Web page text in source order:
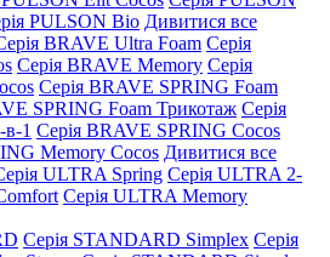
PULSON Bio Дивитися все
BRAVE Ultra Foam Серія
Серія BRAVE Memory Серія
Серія BRAVE SPRING Foam
SPRING Foam Трикотаж Серія
1 Серія BRAVE SPRING Cocos
Memory Cocos Дивитися все
ULTRA Spring Серія ULTRA 2-
Серія ULTRA Memory
Серія STANDARD Simplex Серія